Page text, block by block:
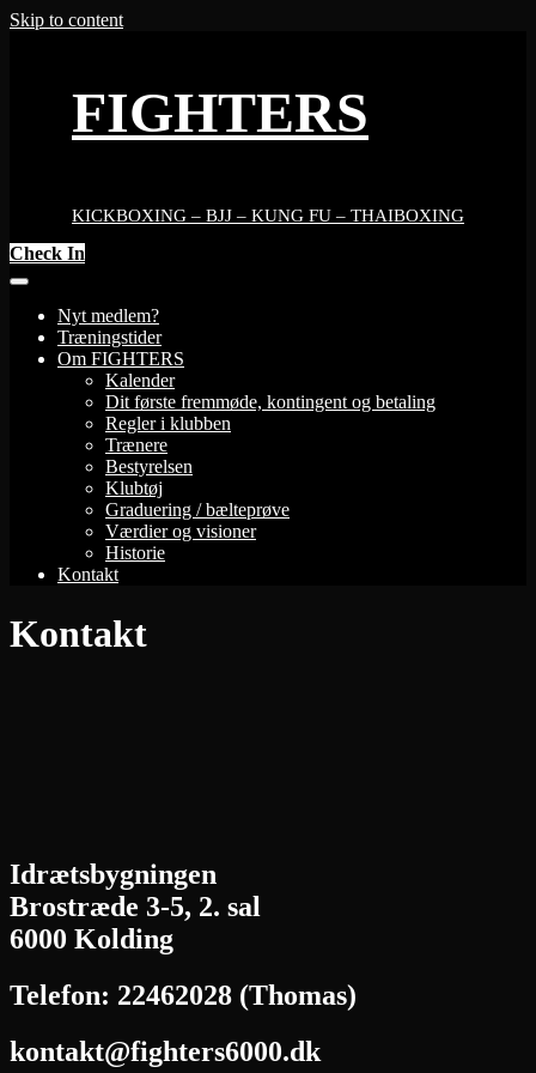
Skip to content
FIGHTERS
KICKBOXING – BJJ – KUNG FU – THAIBOXING
Check In
Nyt medlem?
Træningstider
Om FIGHTERS
Kalender
Dit første fremmøde, kontingent og betaling
Regler i klubben
Trænere
Bestyrelsen
Klubtøj
Graduering / bælteprøve
Værdier og visioner
Historie
Kontakt
Kontakt
Idrætsbygningen
Brostræde 3-5, 2. sal
6000 Kolding
Telefon: 22462028 (Thomas)
kontakt@fighters6000.dk